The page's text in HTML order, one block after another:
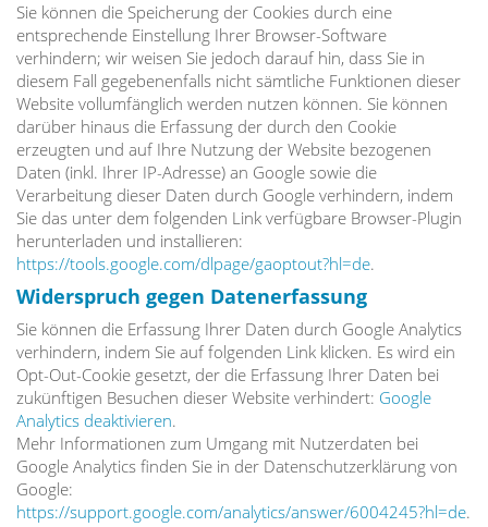
Sie können die Speicherung der Cookies durch eine
entsprechende Einstellung Ihrer Browser-Software
verhindern; wir weisen Sie jedoch darauf hin, dass Sie in
diesem Fall gegebenenfalls nicht sämtliche Funktionen dieser
Website vollumfänglich werden nutzen können. Sie können
darüber hinaus die Erfassung der durch den Cookie
erzeugten und auf Ihre Nutzung der Website bezogenen
Daten (inkl. Ihrer IP-Adresse) an Google sowie die
Verarbeitung dieser Daten durch Google verhindern, indem
Sie das unter dem folgenden Link verfügbare Browser-Plugin
herunterladen und installieren:
https://tools.google.com/dlpage/gaoptout?hl=de.
Widerspruch gegen Datenerfassung
Sie können die Erfassung Ihrer Daten durch Google Analytics
verhindern, indem Sie auf folgenden Link klicken. Es wird ein
Opt-Out-Cookie gesetzt, der die Erfassung Ihrer Daten bei
zukünftigen Besuchen dieser Website verhindert: Google
Analytics deaktivieren.
Mehr Informationen zum Umgang mit Nutzerdaten bei
Google Analytics finden Sie in der Datenschutzerklärung von
Google:
https://support.google.com/analytics/answer/6004245?hl=de.